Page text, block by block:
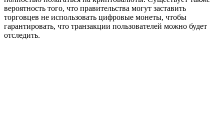
вероятность того, что правительства могут заставить
торговцев не использовать цифровые монеты, чтобы
гарантировать, что транзакции пользователей можно будет
отследить.